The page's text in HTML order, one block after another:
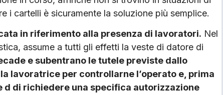
i car­telli è sicuramente la soluzione più semplice.
in riferimento alla presenza di lavoratori. Nel
assume a tutti gli effetti la veste di datore di
e subentrano le tutele pre­viste dallo
lavoratrice per controllarne l’operato e, prima
d di richiedere una spe­cifica autorizzazione